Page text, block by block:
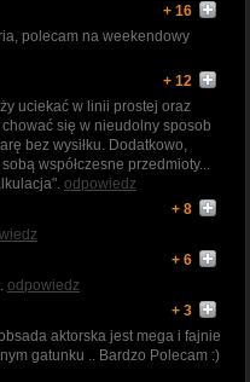
+ 16
polecam na weekendowy
+ 12
uciekać w linii prostej oraz
się w nieudolny sposob
bez wysiłku. Dodatkowo,
współczesne przedmioty...
odpowiedz
+ 8
+ 6
odpowiedz
+ 3
aktorska jest mega i fajnie
gatunku .. Bardzo Polecam :)